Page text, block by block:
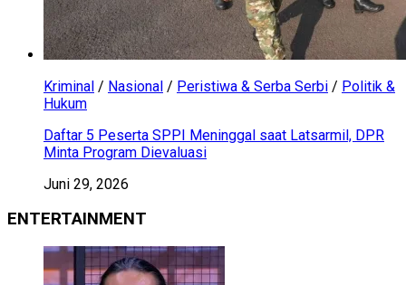
Kriminal / Nasional / Peristiwa & Serba Serbi / Politik &
Hukum
Daftar 5 Peserta SPPI Meninggal saat Latsarmil, DPR
Minta Program Dievaluasi
Juni 29, 2026
ENTERTAINMENT